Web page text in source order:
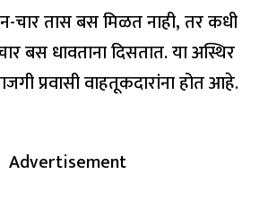
चार तास बस मिळत नाही, तर कधी
बस धावताना दिसतात. या अस्थिर
प्रवासी वाहतूकदारांना होत आहे.
Advertisement